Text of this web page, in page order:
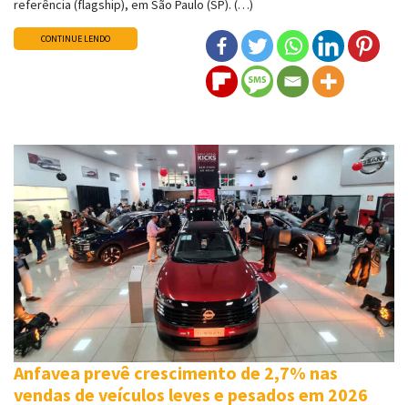
referência (flagship), em São Paulo (SP). (…)
CONTINUE LENDO
Anfavea prevê crescimento de 2,7% nas
vendas de veículos leves e pesados em 2026